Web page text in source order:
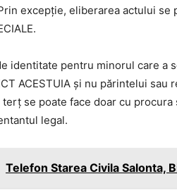
excepție, eliberarea actului se
identitate pentru minorul care a
ACESTUIA și nu părintelui
se poate face doar cu
legal.
Telefon Starea Civila Salonta,